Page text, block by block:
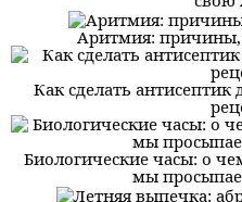
Аритмия:
Как сделать
Биологические часы: о
мы